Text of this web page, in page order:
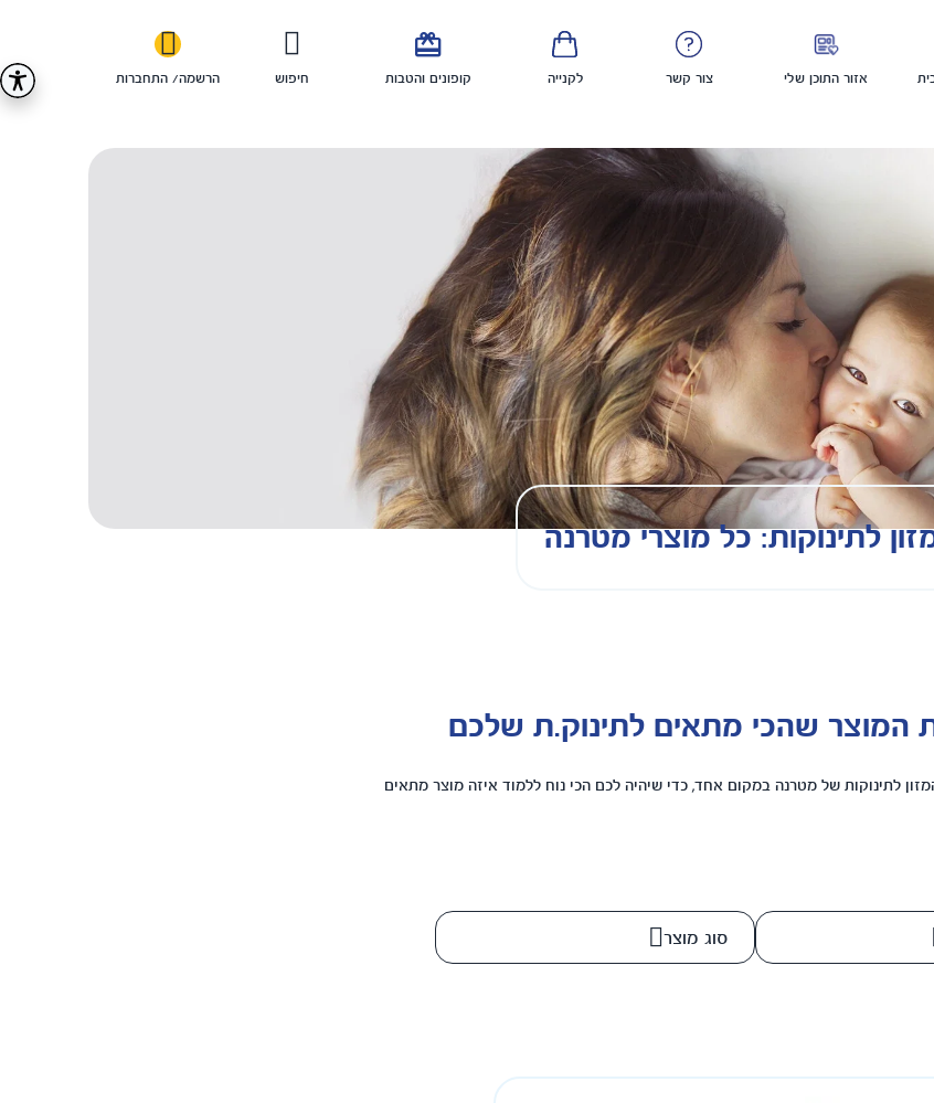
אזור התוכן שלי צור קשר לקנייה

קופונים והטבות חיפוש הרשמה/ התחברות
לתינוקות: כל מוצרי מטרנה
המוצר שהכי מתאים לתינוק.ת שלכם
לתינוקות של מטרנה במקום אחד, כדי שיהיה לכם הכי נוח ללמוד איזה מוצר מתאים
סוג מוצר